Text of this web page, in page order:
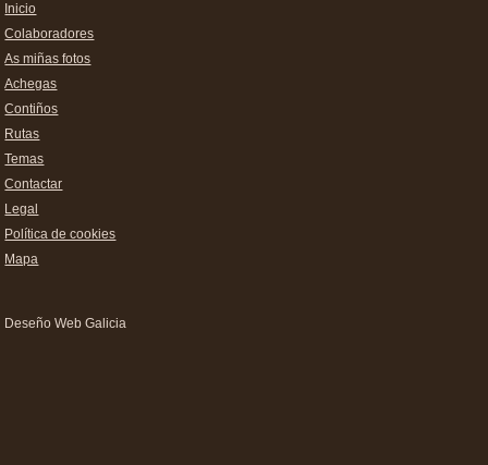
Inicio
Colaboradores
As miñas fotos
Achegas
Contiños
Rutas
Temas
Contactar
Legal
Política de cookies
Mapa
Deseño Web Galicia